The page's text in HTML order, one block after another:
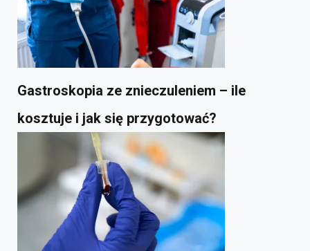
Gastroskopia ze znieczuleniem – ile
kosztuje i jak się przygotować?